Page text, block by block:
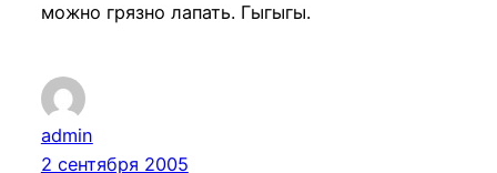
можно грязно лапать. Гыгыгы.
admin
2 сентября 2005